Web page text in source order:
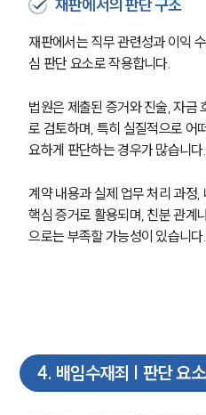
재판에서의 판단 구조
재판에서는 직무 관련성과 이익
심 판단 요소로 작용합니다.
법원은 제출된 증거와 진술, 자금
로 검토하며, 특히 실질적으로 어
요하게 판단하는 경우가 많습니다.
계약 내용과 실제 업무 처리 과정,
핵심 증거로 활용되며, 친분 관계
으로는 부족할 가능성이 있습니다.
4. 배임수재죄 | 판단 요